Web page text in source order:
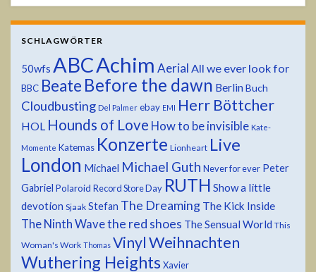
SCHLAGWÖRTER
50wfs ABCAchim Aerial All we ever look for
BBC Beate Before the dawn Berlin Buch
Cloudbusting Del Palmer ebay EMI Herr Böttcher
HOL Hounds of Love How to be invisible Kate-
Momente Katemas Konzerte Lionheart Live
London Michael Michael Guth Never for ever Peter
Gabriel Polaroid Record Store Day RUTH Show a little
devotion Sjaak Stefan The Dreaming The Kick Inside
The Ninth Wavethe red shoes The Sensual World This
Woman's Work Thomas VinylWeihnachten
Wuthering Heights Xavier